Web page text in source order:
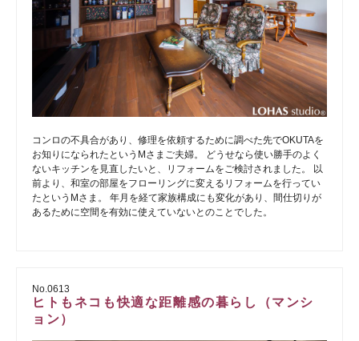
コンロの不具合があり、修理を依頼するために調べた先でOKUTAを
お知りになられたというMさまご夫婦。 どうせなら使い勝手のよく
ないキッチンを見直したいと、リフォームをご検討されました。 以
前より、和室の部屋をフローリングに変えるリフォームを行ってい
たというMさま。 年月を経て家族構成にも変化があり、間仕切りが
あるために空間を有効に使えていないとのことでした。
No.0613
ヒトもネコも快適な距離感の暮らし（マンシ
ョン）